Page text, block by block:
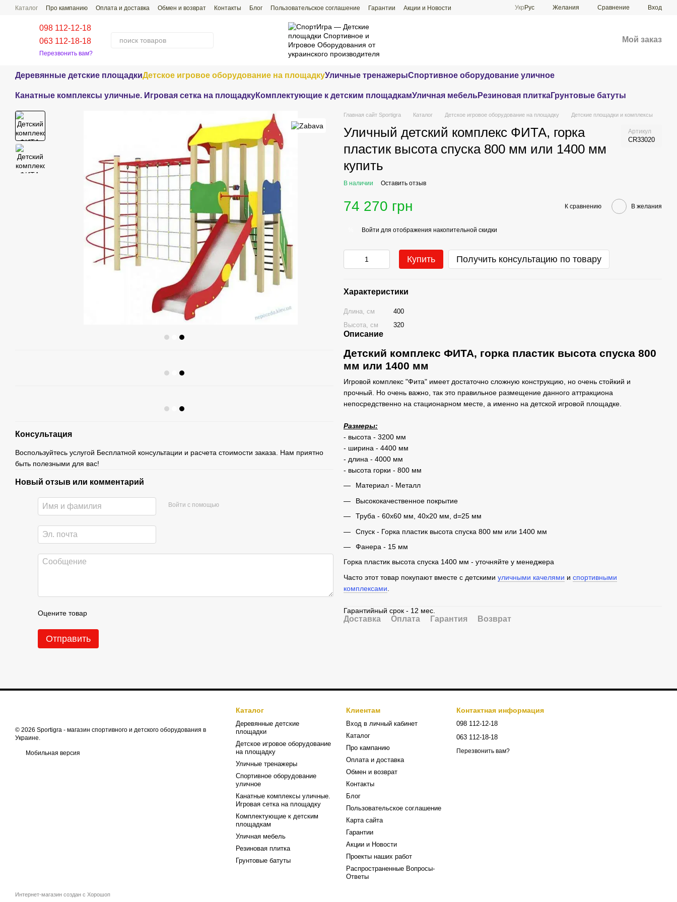
Перейти к основному контенту
Каталог Про кампанию Оплата и доставка Обмен и возврат Контакты Блог Пользовательское соглашение Гарантии
Акции и Новости
Укр Рус Желания Сравнение Вход
098 112-12-18
063 112-18-18
Перезвонить вам?
Мой заказ
Деревянные детские площадкиДетское игровое оборудование на площадкуУличные тренажерыСпортивное оборудование уличное
Канатные комплексы уличные. Игровая сетка на площадкуКомплектующие к детским площадкамУличная мебельРезиновая плиткаГрунтовые батуты
Консультация
Воспользуйтесь услугой Бесплатной консультации и расчета стоимости заказа. Нам приятно
быть полезными для вас!
Новый отзыв или комментарий
Войти с помощью
Оцените товар
Отправить
Главная сайт Sportigra Каталог Детское игровое оборудование на площадку Детские площадки и комплексы
Уличный детский комплекс ФИТА, горка
пластик высота спуска 800 мм или 1400 мм
купить
Артикул
CR33020
В наличии Оставить отзыв
74 270 грн К сравнению В желания
Войти для отображения накопительной скидки
Купить Получить консультацию по товару
Характеристики
Длина, см
400
Высота, см
320
Описание
Детский комплекс ФИТА, горка пластик высота спуска 800
мм или 1400 мм
Игровой комплекс "Фита" имеет достаточно сложную конструкцию, но очень стойкий и
прочный. Но очень важно, так это правильное размещение данного аттракциона
непосредственно на стационарном месте, а именно на детской игровой площадке.
Размеры:
- высота - 3200 мм
- ширина - 4400 мм
- длина - 4000 мм
- высота горки - 800 мм
Материал - Металл
Высококачественное покрытие
Труба - 60х60 мм, 40х20 мм, d=25 мм
Спуск - Горка пластик высота спуска 800 мм или 1400 мм
Фанера - 15 мм
Горка пластик высота спуска 1400 мм - уточняйте у менеджера
Часто этот товар покупают вместе с детскими уличными качелями и спортивными
комплексами
Гарантийный срок - 12 мес.
Доставка Оплата Гарантия Возврат
© 2026 Sportigra - магазин спортивного и детского оборудования в
Украине.
Мобильная версия
Интернет-магазин создан с Хорошоп
Каталог
Деревянные детские
площадки
Детское игровое оборудование
на площадку
Уличные тренажеры
Спортивное оборудование
уличное
Канатные комплексы уличные.
Игровая сетка на площадку
Комплектующие к детским
площадкам
Уличная мебель
Резиновая плитка
Грунтовые батуты
Клиентам
Вход в личный кабинет
Каталог
Про кампанию
Оплата и доставка
Обмен и возврат
Контакты
Блог
Пользовательское соглашение
Карта сайта
Гарантии
Акции и Новости
Проекты наших работ
Распространенные Вопросы-
Ответы
Контактная информация
098 112-12-18
063 112-18-18
Перезвонить вам?